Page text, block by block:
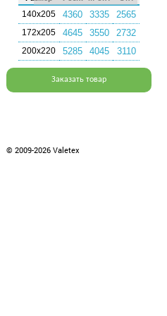
140х205 4360 3335 2565
172х205 4645 3550 2732
200х220 5285 4045 3110
Заказать товар
© 2009-2026 Valetex